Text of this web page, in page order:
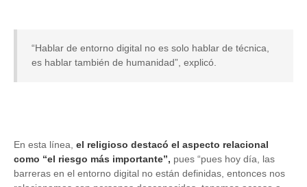
“Hablar de entorno digital no es solo hablar de técnica,
es hablar también de humanidad”, explicó.
En esta línea, el religioso destacó el aspecto relacional
como “el riesgo más importante”, pues “pues hoy día, las
barreras en el entorno digital no están definidas, entonces nos